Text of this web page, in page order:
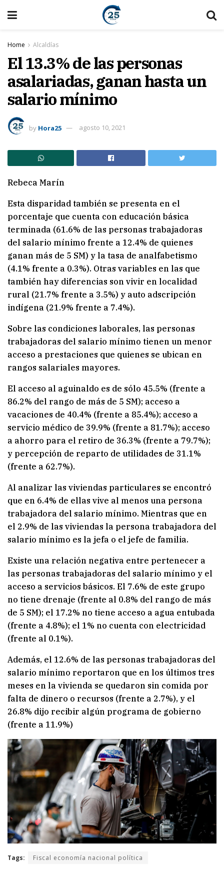
Home Alcaldías
El 13.3% de las personas
asalariadas, ganan hasta un
salario mínimo
by Hora25 agosto 10, 2021
Rebeca Marín
Esta disparidad también se presenta en el
porcentaje que cuenta con educación básica
terminada (61.6% de las personas trabajadoras
del salario mínimo frente a 12.4% de quienes
ganan más de 5 SM) y la tasa de analfabetismo
(4.1% frente a 0.3%). Otras variables en las que
también hay diferencias son vivir en localidad
rural (21.7% frente a 3.5%) y auto adscripción
indígena (21.9% frente a 7.4%).
Sobre las condiciones laborales, las personas
trabajadoras del salario mínimo tienen un menor
acceso a prestaciones que quienes se ubican en
rangos salariales mayores.
El acceso al aguinaldo es de sólo 45.5% (frente a
86.2% del rango de más de 5 SM); acceso a
vacaciones de 40.4% (frente a 85.4%); acceso a
servicio médico de 39.9% (frente a 81.7%); acceso
a ahorro para el retiro de 36.3% (frente a 79.7%);
y percepción de reparto de utilidades de 31.1%
(frente a 62.7%).
Al analizar las viviendas particulares se encontró
que en 6.4% de ellas vive al menos una persona
trabajadora del salario mínimo. Mientras que en
el 2.9% de las viviendas la persona trabajadora del
salario mínimo es la jefa o el jefe de familia.
Existe una relación negativa entre pertenecer a
las personas trabajadoras del salario mínimo y el
acceso a servicios básicos. El 7.6% de este grupo
no tiene drenaje (frente al 0.8% del rango de más
de 5 SM); el 17.2% no tiene acceso a agua entubada
(frente a 4.8%); el 1% no cuenta con electricidad
(frente al 0.1%).
Además, el 12.6% de las personas trabajadoras del
salario mínimo reportaron que en los últimos tres
meses en la vivienda se quedaron sin comida por
falta de dinero o recursos (frente a 2.7%), y el
26.8% dijo recibir algún programa de gobierno
(frente a 11.9%)
Tags: Fiscal economía nacional política